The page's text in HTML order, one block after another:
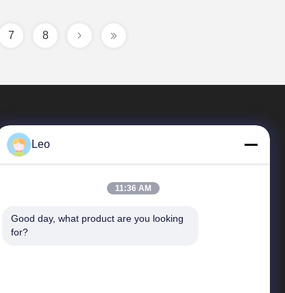
7 8
Ltd
빠른 링크
Leo
11:36 AM
Good day, what product are you looking
for?